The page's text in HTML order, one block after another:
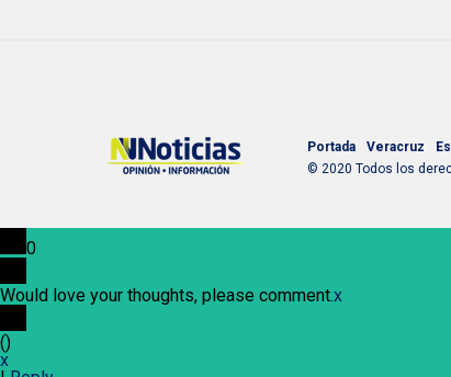
Portada Veracruz
© 2020 Todos los
0
Would love your thoughts, please comment.x
()
x